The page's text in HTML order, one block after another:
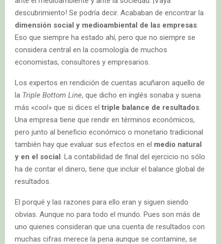
descubrimiento! Se podría decir. Acababan de encontrar la
dimensión social y medioambiental de las empresas
Eso que siempre ha estado ahí, pero que no siempre se
considera central en la cosmología de muchos
economistas, consultores y empresarios.
Los expertos en rendición de cuentas acuñaron aquello de
la Triple Bottom Line, que dicho en inglés sonaba y suena
más «cool» que si dices el triple balance de resultados
Una empresa tiene que rendir en términos económicos,
pero junto al beneficio económico o monetario tradicional
también hay que evaluar sus efectos en el medio natural
y en el social . La contabilidad de final del ejercicio no sólo
ha de contar el dinero, tiene que incluir el balance global de
resultados.
El porqué y las razones para ello eran y siguen siendo
obvias. Aunque no para todo el mundo. Pues son más de
uno quienes consideran que una cuenta de resultados con
muchas cifras merece la pena aunque se contamine, se